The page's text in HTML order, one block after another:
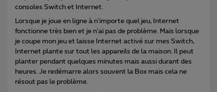
consoles Switch et Internet.
Lorsque je joue en ligne à n’importe quel jeu, Internet
fonctionne très bien et je n’ai pas de problème. Mais lorsque
je coupe mon jeu et laisse Internet activé sur mes Switch,
Internet plante sur tout les appareils de la maison. Il peut
planter pendant quelques minutes mais aussi durant des
heures. Je redémarre alors souvent la Box mais cela ne
résout pas le problème.